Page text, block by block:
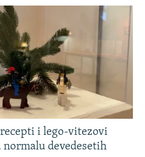
i lego-vitezovi
devedesetih